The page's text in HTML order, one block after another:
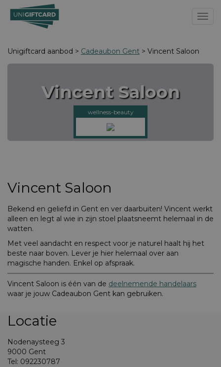
Unigiftcard aanbod > Cadeaubon Gent > Vincent Saloon
Vincent Saloon
wellness-beauty
Vincent Saloon
Bekend en geliefd in Gent en ver daarbuiten! Vincent werkt
alleen en legt al wie in zijn stoel plaatsneemt helemaal in de
watten.
Met veel aandacht en respect voor je naturel haalt hij het
beste naar boven. Lever je hier helemaal over aan
magische handen. Enkel op afspraak.
Vincent Saloon is één van de deelnemende handelaars
waar je jouw Cadeaubon Gent kan gebruiken.
Locatie
Nodenaysteeg 3
9000 Gent
Tel: 092230787